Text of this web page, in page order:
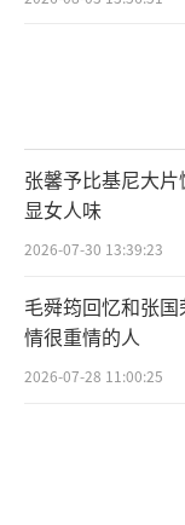
张馨予比基尼大
显女人味
2026-07-30 13:39:23
毛舜筠回忆和张
情很重情的人
2026-07-28 11:00:25